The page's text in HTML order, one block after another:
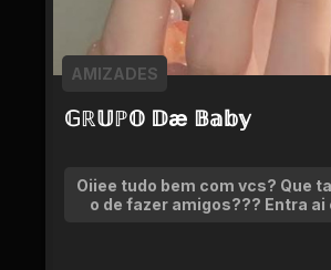
𝔾ℝ𝕌ℙ𝕆 𝔻æ 𝔹𝕒𝕓𝕪
AMIZADES
Oiiee tudo bem com vcs? Que
o de fazer amigos??? Entra ai